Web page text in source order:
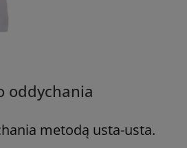
oddychania
metodą usta-usta.